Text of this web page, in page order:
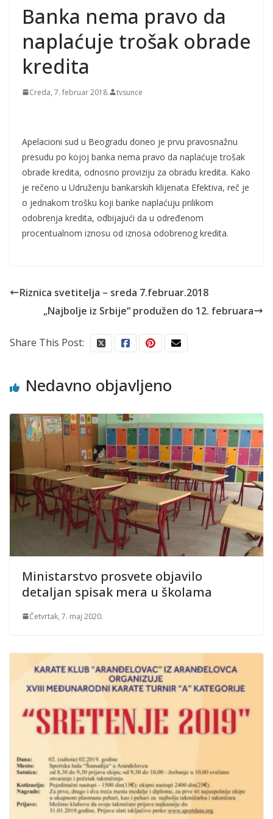
Banka nema pravo da
naplaćuje trošak obrade
kredita
Creda, 7. februar 2018. tvsunce
Apelacioni sud u Beogradu doneo je prvu pravosnažnu
presudu po kojoj banka nema pravo da naplaćuje trošak
obrade kredita, odnosno proviziju za obradu kredita. Kako
je rečeno u Udruženju bankarskih klijenata Efektiva, reč je
o jednakom trošku koji banke naplaćuju prilikom
odobrenja kredita, odbijajući da u određenom
procentualnom iznosu od iznosa odobrenog kredita.
Riznica svetitelja – sreda 7.februar.2018
„Najbolje iz Srbije“ produžen do 12. februara
Share This Post:
Nedavno objavljeno
Ministarstvo prosvete objavilo
detaljan spisak mera u školama
Četvrtak, 7. maj 2020.